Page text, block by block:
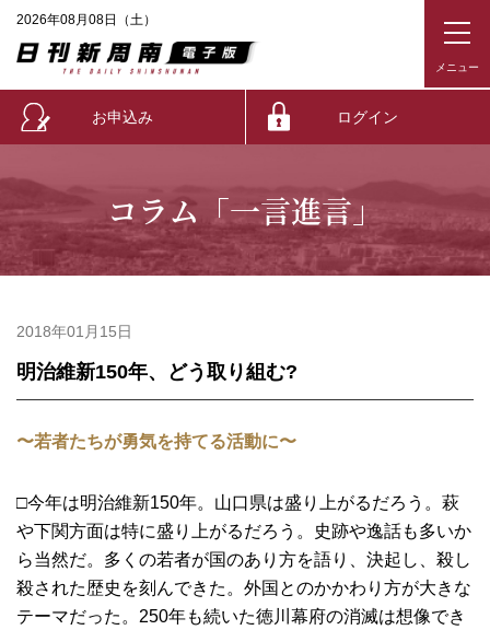
2026年08月08日（土）
お申込み ログイン
コラム「一言進言」
2018年01月15日
明治維新150年、どう取り組む?
〜若者たちが勇気を持てる活動に〜
□今年は明治維新150年。山口県は盛り上がるだろう。萩
や下関方面は特に盛り上がるだろう。史跡や逸話も多いか
ら当然だ。多くの若者が国のあり方を語り、決起し、殺し
殺された歴史を刻んできた。外国とのかかわり方が大きな
テーマだった。250年も続いた徳川幕府の消滅は想像でき